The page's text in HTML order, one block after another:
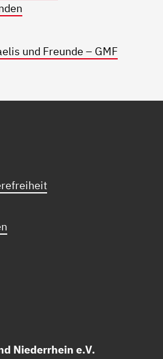
und Freunde – GMF
Niederrhein e.V.